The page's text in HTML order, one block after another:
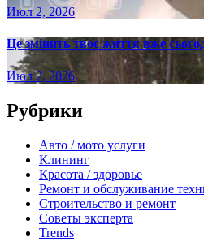
Июл 2, 2026
Це змінить твоє життя вже
Июл 2, 2026
Рубрики
Авто / мото услуги
Клининг
Красота / здоровье
Ремонт и обслуживание
Строительство и ремонт
Советы эксперта
Trends